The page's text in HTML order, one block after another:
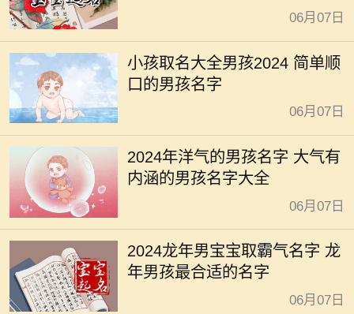
06月07日
小孩取名大全男孩2024 简单顺
口的男孩名字
06月07日
2024年洋气的男孩名字 大气有
内涵的男孩名字大全
06月07日
2024龙年男宝宝取霸气名字 龙
年男孩最合适的名字
06月07日